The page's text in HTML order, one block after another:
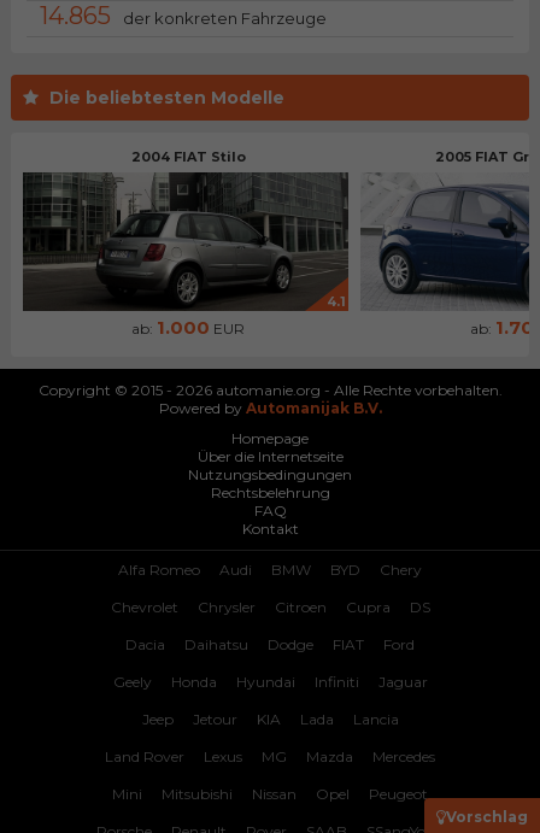
Die beliebtesten Modelle
2004 FIAT Stilo
4.1
ab: 1.000 EUR
2005 FIAT
ab:
14.865 der konkreten Fahrzeuge
Vorschlag
Copyright © 2015 - 2026 automanie.org - Alle Rechte vorbehalten.
Powered by Automanijak B.V.
Homepage
Über die Internetseite
Nutzungsbedingungen
Rechtsbelehrung
FAQ
Kontakt
Alfa Romeo Audi BMW BYD Chery
Chevrolet Chrysler Citroen Cupra DS
Dacia Daihatsu Dodge FIAT Ford
Geely Honda Hyundai Infiniti Jaguar
Jeep Jetour KIA Lada Lancia
Land Rover Lexus MG Mazda Mercedes
Mini Mitsubishi Nissan Opel Peugeot